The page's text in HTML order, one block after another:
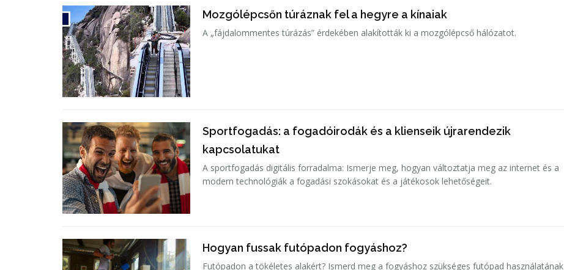
Mozgólépcsőn túráznak fel a hegyre a kínaiak
A „fájdalommentes túrázás” érdekében alakították ki a mozgólépcső hálózatot.
Sportfogadás: a fogadóirodák és a klienseik újrarendezik
kapcsolatukat
A sportfogadás digitális forradalma: Ismerje meg, hogyan változtatja meg az internet és a
modern technológiák a fogadási szokásokat és a játékosok lehetőségeit.
Hogyan fussak futópadon fogyáshoz?
Futópadon a tökéletes alakért? Ismerd meg a fogyáshoz szükséges futópad használatának